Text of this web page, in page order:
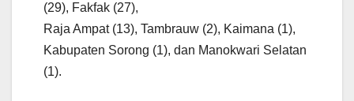
(29), Fakfak (27),
Raja Ampat (13), Tambrauw (2), Kaimana (1),
Kabupaten Sorong (1), dan Manokwari Selatan
(1).